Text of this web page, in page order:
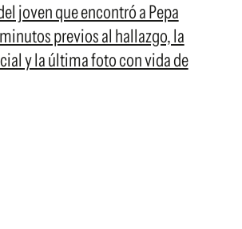
joven que encontró a Pepa
previos al hallazgo, la
y la última foto con vida de